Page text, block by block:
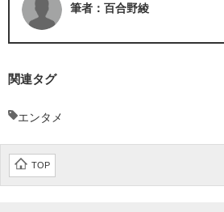
筆者：百合野綾
関連タグ
エンタメ
TOP